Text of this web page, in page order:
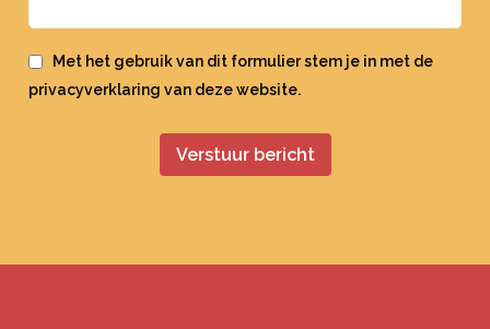
Met het gebruik van dit formulier stem je in met de
privacyverklaring van deze website.